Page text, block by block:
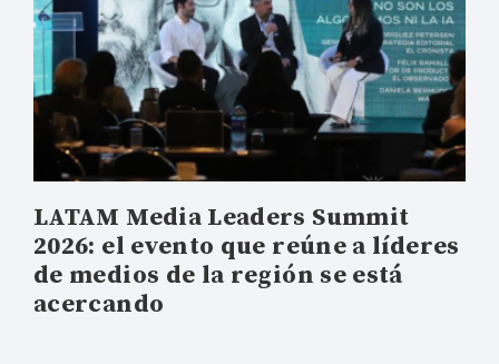
LATAM Media Leaders Summit
2026: el evento que reúne a líderes
de medios de la región se está
acercando